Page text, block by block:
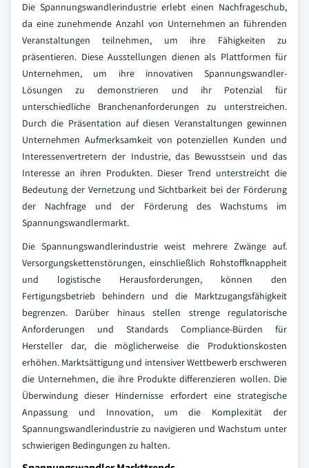
Die Spannungswandlerindustrie erlebt einen Nachfrageschub,
da eine zunehmende Anzahl von Unternehmen an führenden
Veranstaltungen teilnehmen, um ihre Fähigkeiten zu
präsentieren. Diese Ausstellungen dienen als Plattformen für
Unternehmen, um ihre innovativen Spannungswandler-
Lösungen zu demonstrieren und ihr Potenzial für
unterschiedliche Branchenanforderungen zu unterstreichen.
Durch die Präsentation auf diesen Veranstaltungen gewinnen
Unternehmen Aufmerksamkeit von potenziellen Kunden und
Interessenvertretern der Industrie, das Bewusstsein und das
Interesse an ihren Produkten. Dieser Trend unterstreicht die
Bedeutung der Vernetzung und Sichtbarkeit bei der Förderung
der Nachfrage und der Förderung des Wachstums im
Spannungswandlermarkt.
Die Spannungswandlerindustrie weist mehrere Zwänge auf.
Versorgungskettenstörungen, einschließlich Rohstoffknappheit
und logistische Herausforderungen, können den
Fertigungsbetrieb behindern und die Marktzugangsfähigkeit
begrenzen. Darüber hinaus stellen strenge regulatorische
Anforderungen und Standards Compliance-Bürden für
Hersteller dar, die möglicherweise die Produktionskosten
erhöhen. Marktsättigung und intensiver Wettbewerb erschweren
die Unternehmen, die ihre Produkte differenzieren wollen. Die
Überwindung dieser Hindernisse erfordert eine strategische
Anpassung und Innovation, um die Komplexität der
Spannungswandlerindustrie zu navigieren und Wachstum unter
schwierigen Bedingungen zu halten.